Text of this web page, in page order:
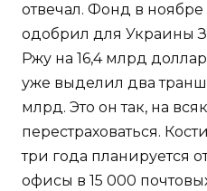
отвечал. Фонд в
одобрил для Украины
Ржу на 16,4 млрд
уже выделил два
млрд. Это он так, на
перестраховаться.
три года планируется
офисы в 15 000